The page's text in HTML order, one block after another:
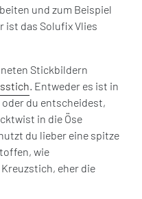
und zum Beispiel
ist das Solufix Vlies
Stickbildern
. Entweder es ist in
du entscheidest,
in die Öse
du lieber eine spitze
wie
eher die